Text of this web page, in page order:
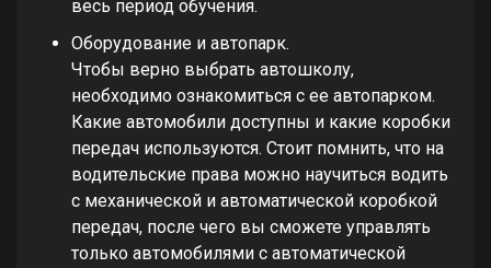
весь период обучения.
Оборудование и автопарк.
Чтобы верно выбрать автошколу,
необходимо ознакомиться с ее автопарком.
Какие автомобили доступны и какие коробки
передач используются. Стоит помнить, что на
водительские права можно научиться водить
с механической и автоматической коробкой
передач, после чего вы сможете управлять
только автомобилями с автоматической